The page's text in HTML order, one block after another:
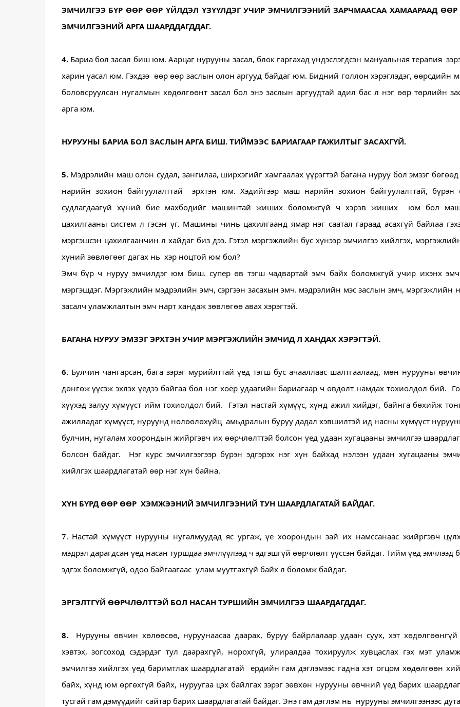
ЭМЧИЛГЭЭ БҮР ӨӨР ӨӨР ҮЙЛДЭЛ ҮЗҮҮЛДЭГ УЧИР ЭМЧИЛГЭЭНИЙ ЗАРЧМААСАА ХАМААРААД ӨӨР
ЭМЧИЛГЭЭНИЙ АРГА ШААРДДАГДДАГ.
4. Бариа бол засал биш юм. Аарцаг нурууны засал, блок гаргахад үндэслэгдсэн мануальная терапия
харин үасал юм. Гэхдээ  өөр өөр заслын олон аргууд байдаг юм. Бидний голлон хэрэглэдэг, өөрсдийн
боловсруулсан нугалмын хөдөлгөөнт засал бол энэ заслын аргуудтай адил бас л нэг өөр төрлийн
арга юм.
НУРУУНЫ БАРИА БОЛ ЗАСЛЫН АРГА БИШ. ТИЙМЭЭС БАРИАГААР ГАЖИЛТЫГ ЗАСАХГҮЙ.
5. Мэдрэлийн маш олон судал, зангилаа, ширхэгийг хамгаалах үүрэгтэй багана нуруу бол эмзэг
нарийн зохион байгуулалттай  эрхтэн юм. Хэдийгээр маш нарийн зохион байгуулалттай, бүрэн
судлагдаагүй хүний бие махбодийг машинтай жиших боломжгүй ч хэрэв жиших  юм бол
цахилгааны систем л гэсэн үг. Машины чинь цахилгаанд ямар нэг саатал гараад асахгүй байлаа
мэргэшсэн цахилгаанчин л хайдаг биз дээ. Гэтэл мэргэжлийн бус хүнээр эмчилгээ хийлгэх,
хүний зөвлөгөөг дагах нь  хэр ноцтой юм бол?
Эмч бүр ч нуруу эмчилдэг юм биш. супер өв тэгш чадвартай эмч байх боломжгүй учир ихэнх
мэргэшдэг. Мэргэжлийн мэдрэлийн эмч, сэргээн засахын эмч. мэдрэлийн мэс заслын эмч, мэргэжлийн
засалч уламжлалтын эмч нарт хандаж зөвлөгөө авах хэрэгтэй.
БАГАНА НУРУУ ЭМЗЭГ ЭРХТЭН УЧИР МЭРГЭЖЛИЙН ЭМЧИД Л ХАНДАХ ХЭРЭГТЭЙ.
6. Булчин чангарсан, бага зэрэг мурийлттай үед тэгш бус ачааллаас шалтгаалаад, мөн нурууны
дөнгөж үүсэж эхлэх үедээ байгаа бол нэг хоёр удаагийн бариагаар ч өвдөлт намдах тохиолдол бий.
хүүхэд залуу хүмүүст ийм тохиолдол бий.  Гэтэл настай хүмүүс, хүнд ажил хийдэг, байнга бөхийж
ажилладаг хүмүүст, нуруунд нөлөөлөхүйц  амьдралын буруу дадал хэвшилтэй ид насны хүмүүст
булчин, нугалам хоорондын жийргэвч их өөрчлөлттэй болсон үед удаан хугацааны эмчилгээ
болсон байдаг.  Нэг курс эмчилгээгээр бүрэн эдгэрэх нэг хүн байхад нэлээн удаан хугацааны
хийлгэх шаардлагатай өөр нэг хүн байна.
ХҮН БҮРД ӨӨР ӨӨР  ХЭМЖЭЭНИЙ ЭМЧИЛГЭЭНИЙ ТУН ШААРДЛАГАТАЙ БАЙДАГ.
7. Настай хүмүүст нурууны нугалмуудад яс ургаж, үе хоорондын зай их намссанаас жийргэвч
мэдрэл дарагдсан үед насан туршдаа эмчлүүлээд ч эдгэшгүй өөрчлөлт үүссэн байдаг. Тийм үед эмчлээд
эдгэх боломжгүй, одоо байгаагаас  улам муутгахгүй байх л боломж байдаг.
ЭРГЭЛТГҮЙ ӨӨРЧЛӨЛТТЭЙ БОЛ НАСАН ТУРШИЙН ЭМЧИЛГЭЭ ШААРДАГДДАГ.
8.
Нурууны өвчин хөлөөсөө, нуруунаасаа даарах, буруу байрлалаар удаан суух, хэт хөдөлгөөнгүй
хэвтэх, зогсоход сэдэрдэг тул даарахгүй, норохгүй, улиралдаа тохируулж хувцаслах гэх мэт
эмчилгээ хийлгэх үед баримтлах шаардлагатай  ердийн гам дэглэмээс гадна хэт огцом хөдөлгөөн
байх, хүнд юм өргөхгүй байх, нуруугаа цэх байлгах зэрэг зөвхөн нурууны өвчний үед барих
тусгай гам дэмүүдийг сайтар барих шаардлагатай байдаг. Энэ гам дэглэм нь  нурууны эмчилгээнээс